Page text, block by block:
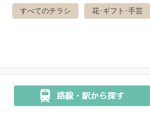
花･ギフト･手芸
すべてのチラシ